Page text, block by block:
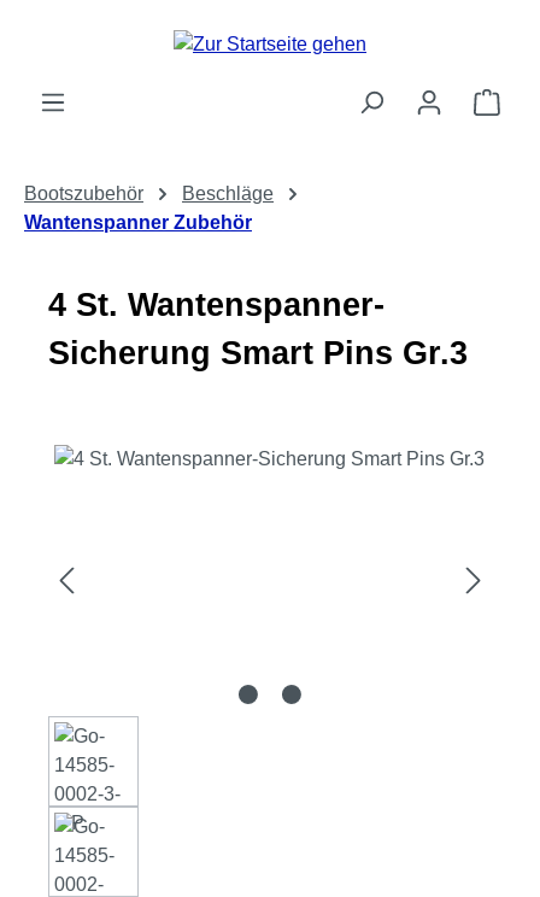
Zum Hauptinhalt springen
Bootszubehör
Beschläge
Wantenspanner Zubehör
4 St. Wantenspanner-
Sicherung Smart Pins Gr.3
Bildergalerie überspringen